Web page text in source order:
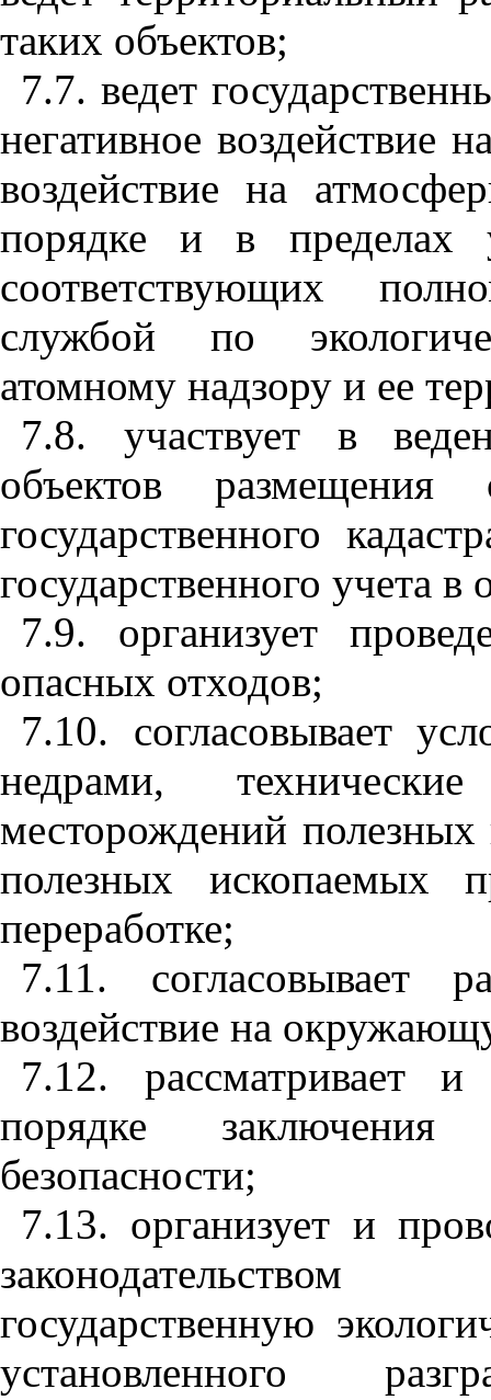
таких объектов;
7.7. ведет
негативное
воздействие на
порядке и в пределах
соответствующих
службой по
атомному надзору и ее
7.8. участвует в
объектов
государственного
государственного учета
7.9. организует
опасных отходов;
7.10. согласовывает
недрами,
месторождений
полезных
переработке;
7.11. согласовывает
воздействие на
7.12. рассматривает
порядке заключения
безопасности;
7.13. организует и
государственную
установленного